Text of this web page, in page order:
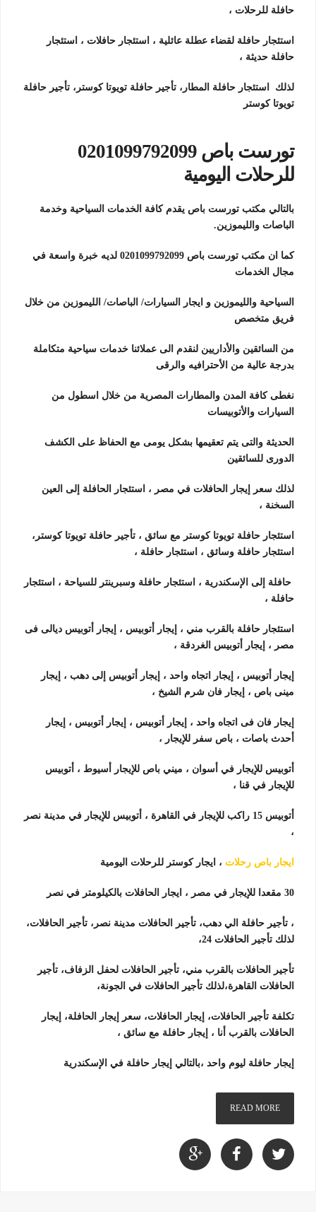
حافلة للرحلات ،
استئجار حافلة لقضاء عطلة عائلية ، استئجار حافلات ، استئجار
حافلة حديثة ،
لذلك استئجار حافلة المطار، تأجير حافلة تويوتا كوستر، تأجير حافلة
تويوتا كوستر
تورست باص 0201099792099
للرحلات اليومية
بالتالي مكتب تورست باص يقدم كافة الخدمات السياحية وخدمة
الباصات والليموزين.
كما ان مكتب تورست باص 0201099792099 لديه خبرة واسعة في
مجال الخدمات
السياحية والليموزين و ايجار السيارات/ الباصات/ الليموزين من خلال
فريق متخصص
من السائقين والأداريين لنقدم الى عملائنا خدمات سياحية متكاملة
بدرجة عالية من الأحترافيه والرقى
نغطى كافة المدن والمطارات المصرية من خلال اسطول من
السيارات والأتوبيسات
الحديثة والتى يتم تعقيمها بشكل يومى مع الحفاظ على الكشف
الدورى للسائقين
لذلك سعر إيجار الحافلات في مصر ، استئجار الحافلة إلى العين
السخنة ،
استئجار حافلة تويوتا كوستر مع سائق ، تأجير حافلة تويوتا كوستر،
استئجار حافلة وسائق ، استئجار حافلة ،
حافلة إلى الإسكندرية ، استئجار حافلة وسبرينتر للسياحة ، استئجار
حافلة ،
استئجار حافلة بالقرب مني ، إيجار أتوبيس ، إيجار أتوبيس ديالى فى
مصر ، إيجار أتوبيس الغردقة ،
إيجار أتوبيس ، إيجار اتجاه واحد ، إيجار أتوبيس إلى دهب ، إيجار
مينى باص ، إيجار فان شرم الشيخ ،
إيجار فان فى اتجاه واحد ، إيجار أتوبيس ، إيجار أتوبيس ، إيجار
أحدث باصات ، باص سفر للإيجار ،
أتوبيس للإيجار في أسوان ، ميني باص للإيجار أسيوط ، أتوبيس
للإيجار في قنا ،
أتوبيس 15 راكب للإيجار في القاهرة ، أتوبيس للإيجار في مدينة نصر
،
ايجار باص رحلات ، ايجار كوستر للرحلات اليومية
30 مقعدا للإيجار في مصر ، ايجار الحافلات بالكيلومتر في نصر
، تأجير حافلة الي دهب، تأجير الحافلات مدينة نصر، تأجير الحافلات،
لذلك تأجير الحافلات 24،
تأجير الحافلات بالقرب مني، تأجير الحافلات لحفل الزفاف، تأجير
الحافلات القاهرة،لذلك تأجير الحافلات في الجونة،
تكلفة تأجير الحافلات، إيجار الحافلات، سعر إيجار الحافلة، إيجار
الحافلات بالقرب أنا ، إيجار حافلة مع سائق ،
إيجار حافلة ليوم واحد ،بالتالي إيجار حافلة في الإسكندرية
READ MORE